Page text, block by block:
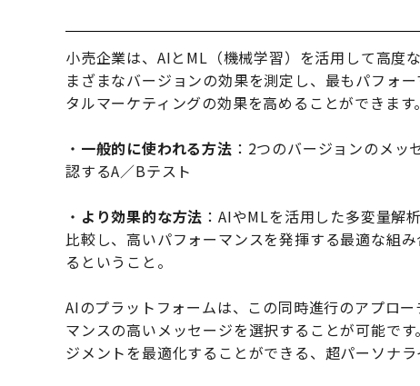
小売企業は、AIとML（機械学習）を活用して高度
まざまなバージョンの効果を測定し、最もパフォ
タルマーケティングの効果を高めることができます。
・ 一般的に使われる方法 ：2つのバージョンのメ
認するA／Bテスト
・ より効果的な方法 ：AIやMLを活用した多変量解
比較し、高いパフォーマンスを発揮する最適な組
るということ。
AIのプラットフォームは、この同時進行のアプロ
マンスの高いメッセージを選択することが可能で
ジメントを最適化することができる、超パーソナ